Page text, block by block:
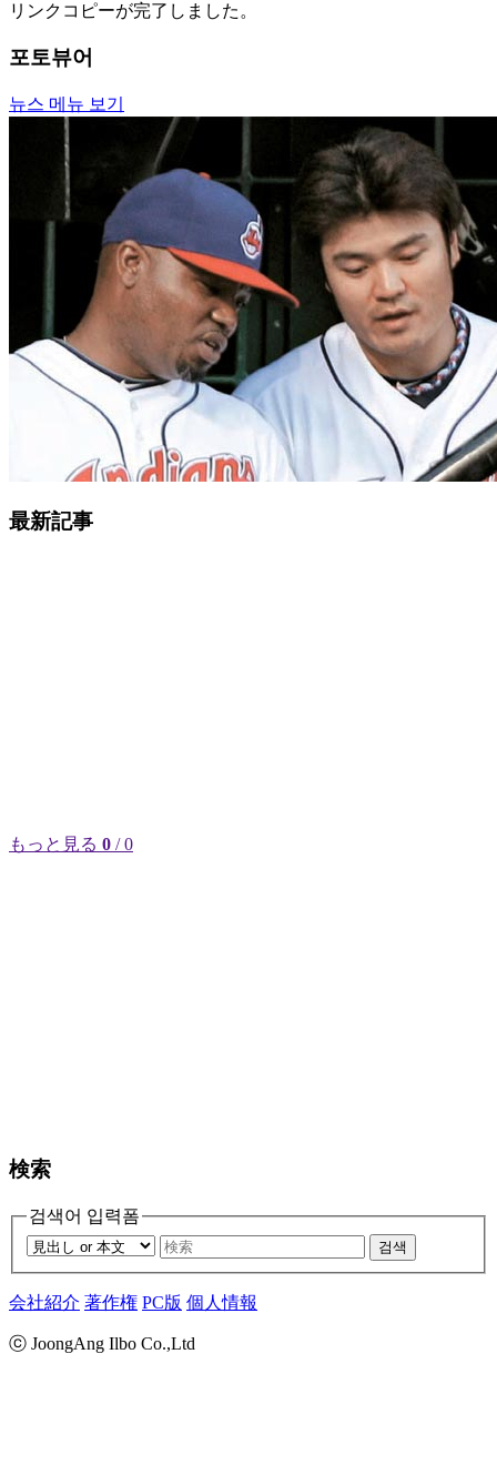
リンクコピーが完了しました。
포토뷰어
뉴스 메뉴 보기
最新記事
もっと見る 0 / 0
検索
검색어 입력폼
검색
会社紹介 著作権 PC版 個人情報
ⓒ JoongAng Ilbo Co.,Ltd